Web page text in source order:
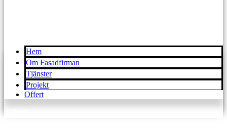
Hem
Om Fasadfirman
Tjänster
Projekt
Offert